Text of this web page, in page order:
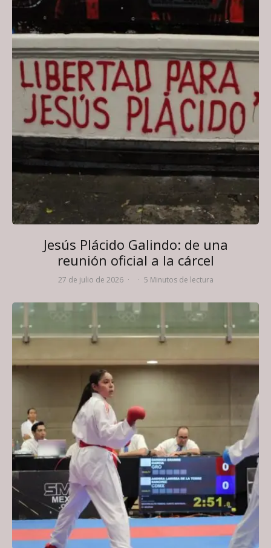
Jesús Plácido Galindo: de una
reunión oficial a la cárcel
27 de julio de 2026 · · 5 Minutos de lectura